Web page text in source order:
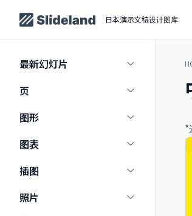
日本演示文稿设计图库
最新幻灯片
页
图形
图表
插图
照片
*